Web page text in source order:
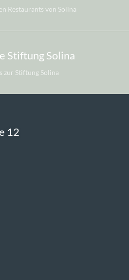
Restaurants von Solina
Stiftung Solina
zur Stiftung Solina
12